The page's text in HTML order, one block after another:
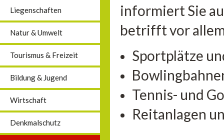
Liegenschaften
Natur & Umwelt
Tourismus & Freizeit
Bildung & Jugend
Wirtschaft
Denkmalschutz
informiert Sie
betrifft vor
Sportplätze
Tennis- und
Reitanlagen